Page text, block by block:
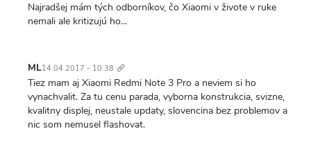
Najradšej mám tých odborníkov, čo Xiaomi v živote v ruke
nemali ale kritizujú ho...
ML14.04.2017 - 10:38 odkaz
Tiez mam aj Xiaomi Redmi Note 3 Pro a neviem si ho
vynachvalit. Za tu cenu parada, vyborna konstrukcia, svizne,
kvalitny displej, neustale updaty, slovencina bez problemov a
nic som nemusel flashovat.